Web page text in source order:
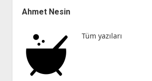
Menü
Ahmet Nesin
Tüm yazıları